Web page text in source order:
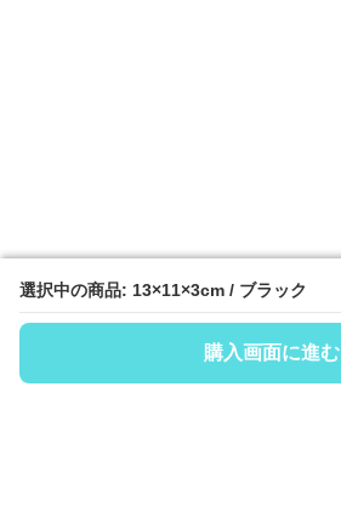
選択中の商品: 13×11×3cm / ブラック
購入画面に進む
選択中の商品: 13×11×3cm / ブラック
購入画面に進む